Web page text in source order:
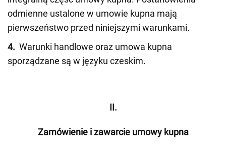
odmienne ustalone w umowie kupna mają
pierwszeństwo przed niniejszymi warunkami.
4. Warunki handlowe oraz umowa kupna
sporządzane są w języku czeskim.
II.
Zamówienie i zawarcie umowy kupna